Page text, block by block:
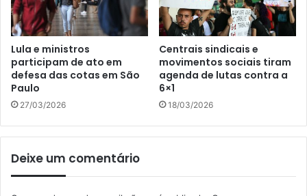
Lula e ministros
participam de ato em
defesa das cotas em São
Paulo
27/03/2026
Centrais sindicais e
movimentos sociais tiram
agenda de lutas contra a
6×1
18/03/2026
Deixe um comentário